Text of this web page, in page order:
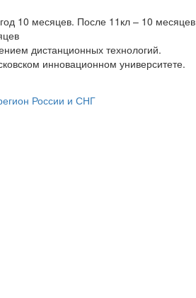
10 месяцев. После 11кл – 10 месяцев
дистанционных технологий.
инновационном университете.